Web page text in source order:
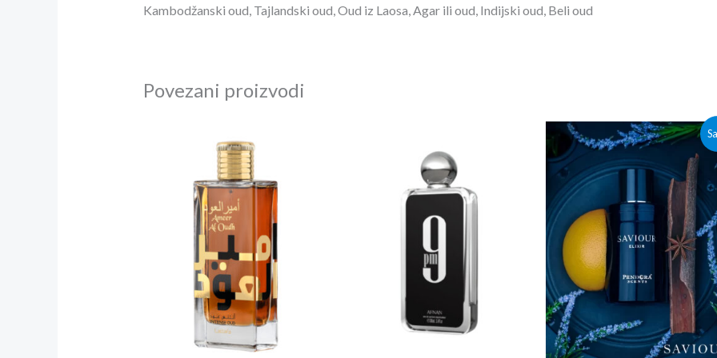
Kambodžanski oud, Tajlandski oud, Oud iz Laosa, Agar ili oud, Indijski oud, Beli oud
Povezani proizvodi
Originalna
cena
bila:
3,000.00rsd.
cena